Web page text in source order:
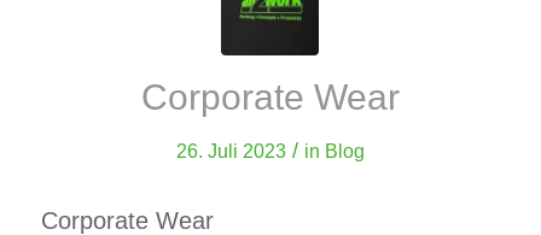
Corporate Wear
26. Juli 2023 / in Blog
Corporate Wear